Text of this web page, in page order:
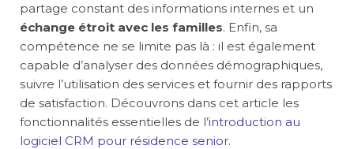
partage constant des informations internes et un
échange étroit avec les familles. Enfin, sa
compétence ne se limite pas là : il est également
capable d’analyser des données démographiques,
suivre l’utilisation des services et fournir des rapports
de satisfaction. Découvrons dans cet article les
fonctionnalités essentielles de l’introduction au
logiciel CRM pour résidence senior.